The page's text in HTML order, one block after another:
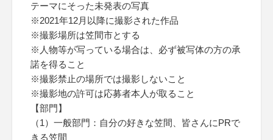
テーマにそった未発表の写真
※2021年12月以降に撮影された作品
※撮影場所は笠間市とする
※人物等が写っている場合は、必ず被写体の方の承
諾を得ること
※撮影禁止の場所では撮影しないこと
※撮影地の許可は応募者本人が取ること
【部門】
（1）一般部門：自分の好きな笠間、皆さんにPRで
きる笠間